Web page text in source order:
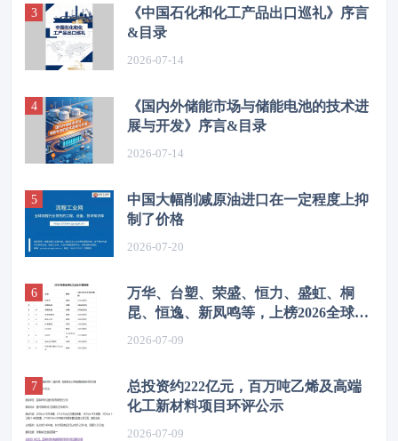
《中国石化和化工产品出口巡礼》序言
&目录
2026-07-14
《国内外储能市场与储能电池的技术进
展与开发》序言&目录
2026-07-14
中国大幅削减原油进口在一定程度上抑
制了价格
2026-07-20
万华、台塑、荣盛、恒力、盛虹、桐
昆、恒逸、新凤鸣等，上榜2026全球化
2026-07-09
总投资约222亿元，百万吨乙烯及高端
化工新材料项目环评公示
2026-07-09